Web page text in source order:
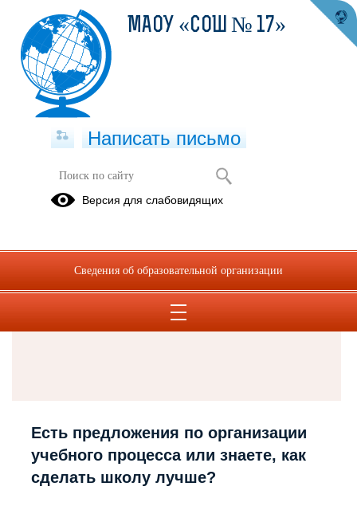
Есть предложения по организации
учебного процесса или знаете, как
сделать школу лучше?
МАОУ «СОШ № 17»
Написать письмо
Версия для слабовидящих
Сведения об образовательной организации